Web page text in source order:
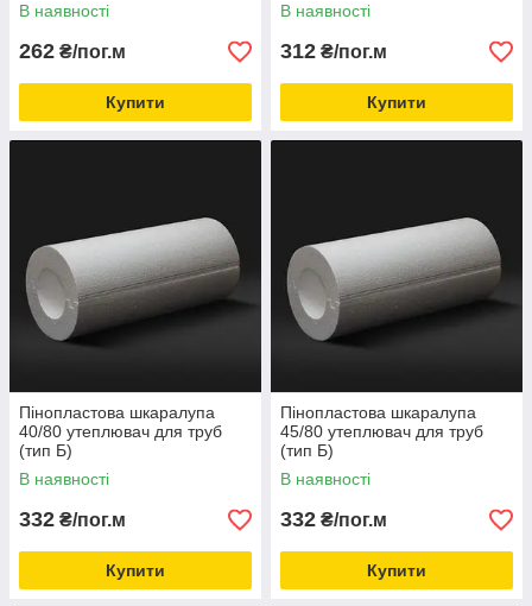
В наявності
262 ₴/пог.м
Купити
В наявності
312 ₴/пог.м
Купити
Пінопластова шкаралупа
40/80 утеплювач для труб
(тип Б)
В наявності
332 ₴/пог.м
Купити
Пінопластова шкаралупа
45/80 утеплювач для труб
(тип Б)
В наявності
332 ₴/пог.м
Купити